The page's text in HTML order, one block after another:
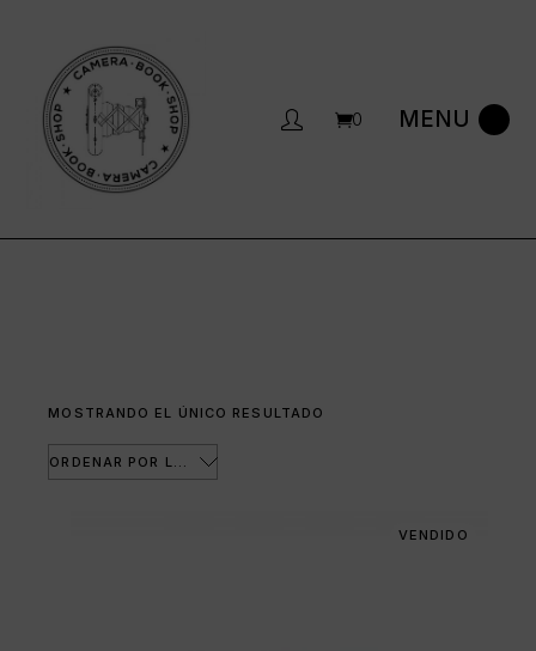
0
MOSTRANDO EL ÚNICO RESULTADO
VENDIDO